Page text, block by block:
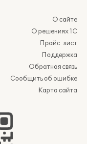
О сайте
О решениях 1С
Прайс-лист
Поддержка
Обратная связь
Сообщить об ошибке
Карта сайта